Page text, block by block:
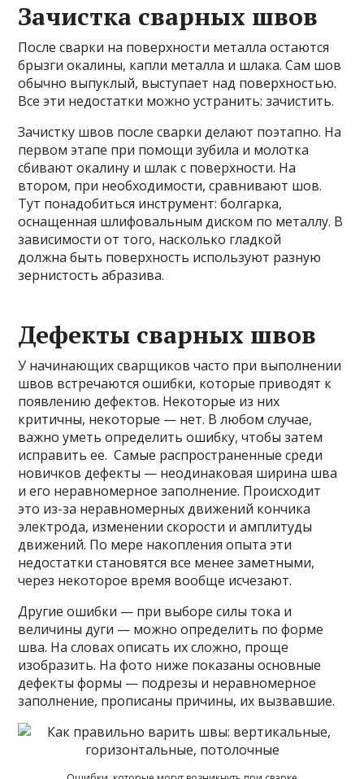
Зачистка сварных швов
После сварки на поверхности металла остаются
брызги окалины, капли металла и шлака. Сам шов
обычно выпуклый, выступает над поверхностью.
Все эти недостатки можно устранить: зачистить.
Зачистку швов после сварки делают поэтапно. На
первом этапе при помощи зубила и молотка
сбивают окалину и шлак с поверхности. На
втором, при необходимости, сравнивают шов.
Тут понадобиться инструмент: болгарка,
оснащенная шлифовальным диском по металлу. В
зависимости от того, насколько гладкой
должна быть поверхность используют разную
зернистость абразива.
Дефекты сварных швов
У начинающих сварщиков часто при выполнении
швов встречаются ошибки, которые приводят к
появлению дефектов. Некоторые из них
критичны, некоторые — нет. В любом случае,
важно уметь определить ошибку, чтобы затем
исправить ее. Самые распространенные среди
новичков дефекты — неодинаковая ширина шва
и его неравномерное заполнение. Происходит
это из-за неравномерных движений кончика
электрода, изменении скорости и амплитуды
движений. По мере накопления опыта эти
недостатки становятся все менее заметными,
через некоторое время вообще исчезают.
Другие ошибки — при выборе силы тока и
величины дуги — можно определить по форме
шва. На словах описать их сложно, проще
изобразить. На фото ниже показаны основные
дефекты формы — подрезы и неравномерное
заполнение, прописаны причины, их вызвавшие.